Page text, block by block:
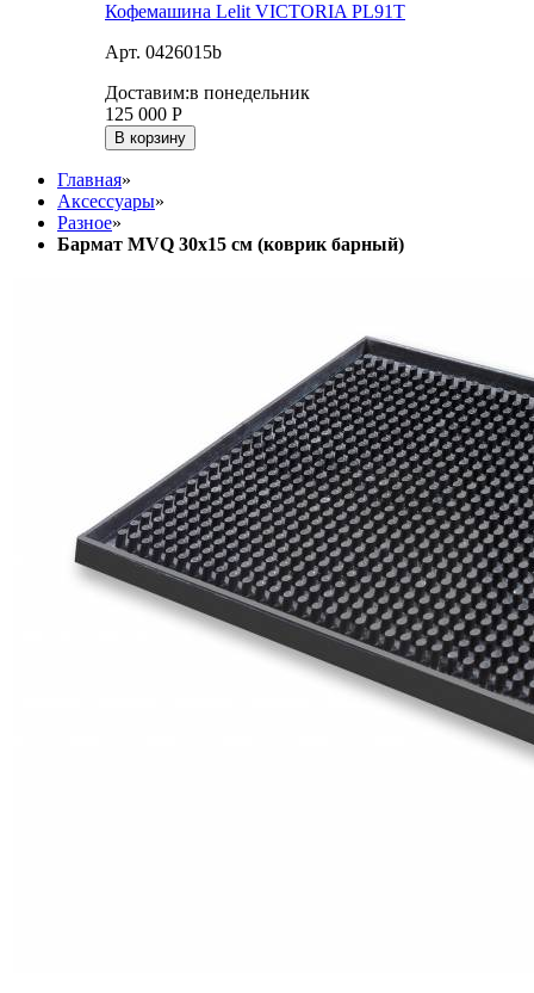
Кофемашина Lelit VICTORIA PL91T
Арт. 0426015b
Доставим:в понедельник
125 000 Р
В корзину
Главная»
Аксессуары»
Разное»
Бармат MVQ 30х15 см (коврик барный)